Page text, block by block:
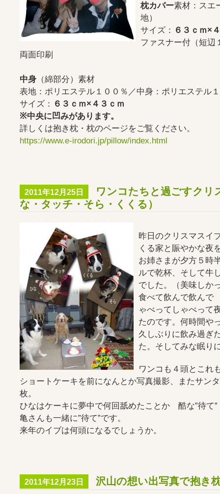
枕カバー素材：スエ
地）
サイズ： ６３ｃｍ×
ファスナー付（短辺
両面印刷
中身 （綿部分）素材
表地：ポリエステル１００％／中身：ポリエステル
サイズ： ６３ｃｍ×４３ｃｍ
※中央に凹みがあります。
詳しくは抱き枕・枕のページをご覧ください。
https://www.e-irodori.jp/pillow/index.html
2011年12月25日
ワンコたちと過ごすクリ
な・タッチ・そら・くくる）
昨日のクリスマスイ
くる家と賑やかな夜
お姉さまが夕方５時
ルで乾杯、そして牛
でした。（美味しか
食べて飲んで飲ん
ゃべってしゃべって
たのです。何時間や
久しぶりに飲み過ぎ
た。そしてみな眠り
ワンコも４頭とこれ
ショートケーキを前になんとか写真撮影、またサン
枚。
ひなはケーキに夢中で何回舐めたことか 酷な”待て”
亀さんも一緒に”待て”です。
来年のイブは何頭になるでしょうか。
2011年12月23日 沢山の想い出写真で抱き